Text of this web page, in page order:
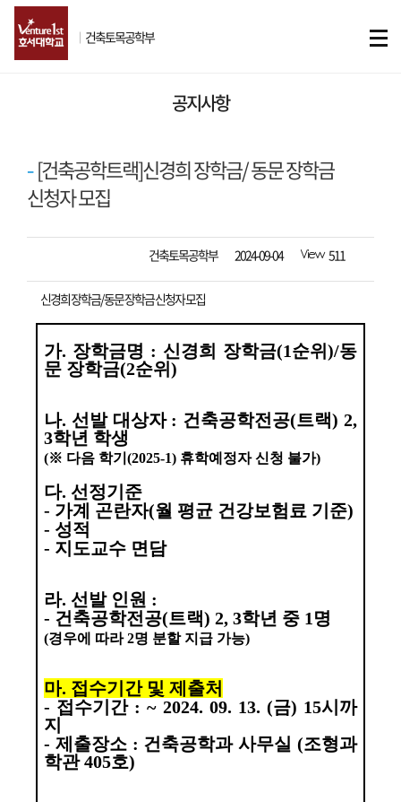
ㅣ 건축토목공학부
공지사항
[건축공학트랙]신경희 장학금/ 동문 장학금
신청자 모집
작성자
건축토목공학부 등록일자
2024-09-04 조회수 511
신경희 장학금/동문 장학금 신청자 모집
가. 장학금명 : 신경희 장학금(1순위)/동
문 장학금(2순위 )
나. 선발 대상자 : 건축공학전공(트랙) 2,
3학년 학생
(※ 다음 학기 (2025-1) 휴학예정자 신청 불가)
다. 선정기준
- 가계 곤란자(월 평균 건강보험료 기준)
- 성적
- 지도교수 면담
라. 선발 인원 :
- 건축공학전공(트랙) 2, 3학년 중 1 명
(경우에 따라2명 분할 지급 가능)
마. 접수기간 및 제출처
- 접수기간 : ~ 2024. 09. 13. (금) 15시까
지
- 제출장소 : 건축공학과 사무실(조형과
학관405호)